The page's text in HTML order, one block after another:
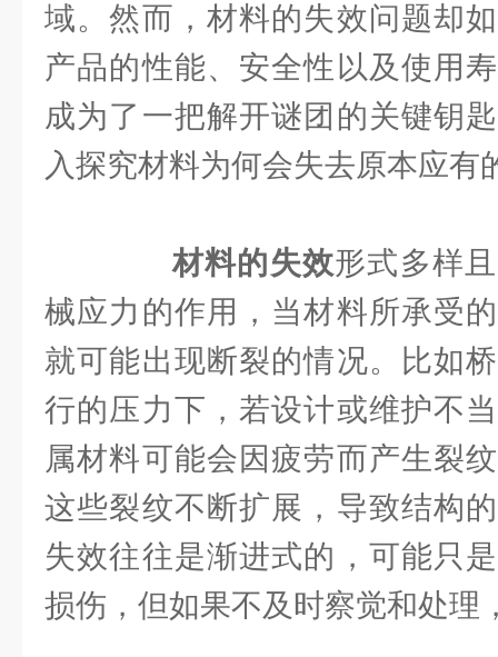
域。然而，材料的失效问题却
产品的性能、安全性以及使用
成为了一把解开谜团的关键钥
入探究材料为何会失去原本应有
材料的失效形式多样
械应力的作用，当材料所承受
就可能出现断裂的情况。比如
行的压力下，若设计或维护不
属材料可能会因疲劳而产生裂
这些裂纹不断扩展，导致结构
失效往往是渐进式的，可能只
损伤，但如果不及时察觉和处理